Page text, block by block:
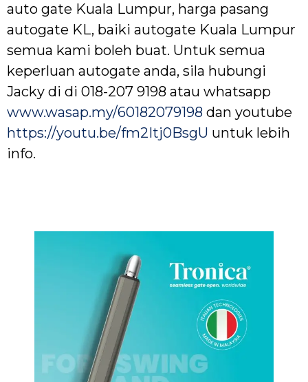
auto gate Kuala Lumpur, harga pasang
autogate KL, baiki autogate Kuala Lumpur
semua kami boleh buat. Untuk semua
keperluan autogate anda, sila hubungi
Jacky di di 018-207 9198 atau whatsapp
www.wasap.my/60182079198 dan youtube
https://youtu.be/fm2Itj0BsgU untuk lebih
info.